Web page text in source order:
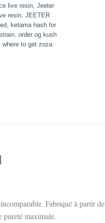
live resin Jeeter
resin JEETER
ketama hash for
order og kush
where to get zoza
Fabriqué à partir de
pureté maximale.